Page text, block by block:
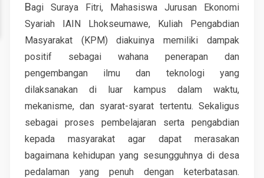
Bagi Suraya Fitri, Mahasiswa Jurusan Ekonomi
Syariah IAIN Lhokseumawe, Kuliah Pengabdian
Masyarakat (KPM) diakuinya memiliki dampak
positif sebagai wahana penerapan dan
pengembangan ilmu dan teknologi yang
dilaksanakan di luar kampus dalam waktu,
mekanisme, dan syarat-syarat tertentu. Sekaligus
sebagai proses pembelajaran serta pengabdian
kepada masyarakat agar dapat merasakan
bagaimana kehidupan yang sesungguhnya di desa
pedalaman yang penuh dengan keterbatasan.